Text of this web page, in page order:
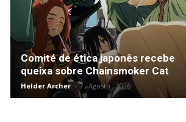
Comité de ética japonês recebe
queixa sobre Chainsmoker Cat
Helder Archer - 7 , Agosto , 2026